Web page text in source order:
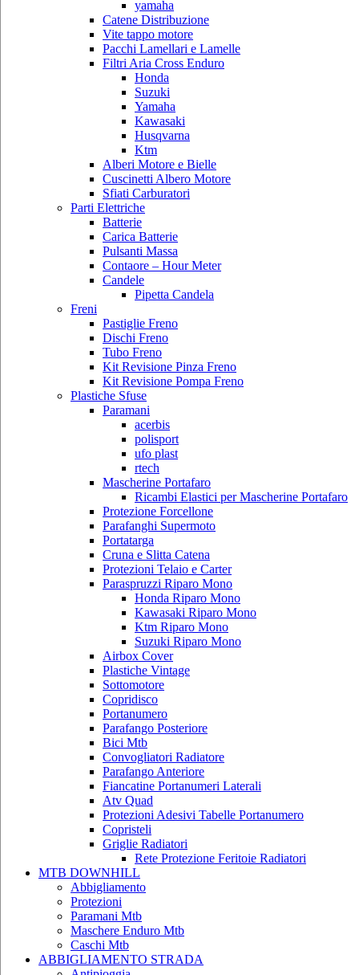
yamaha
Catene Distribuzione
Vite tappo motore
Pacchi Lamellari e Lamelle
Filtri Aria Cross Enduro
Honda
Suzuki
Yamaha
Kawasaki
Husqvarna
Ktm
Alberi Motore e Bielle
Cuscinetti Albero Motore
Sfiati Carburatori
Parti Elettriche
Batterie
Carica Batterie
Pulsanti Massa
Contaore – Hour Meter
Candele
Pipetta Candela
Freni
Pastiglie Freno
Dischi Freno
Tubo Freno
Kit Revisione Pinza Freno
Kit Revisione Pompa Freno
Plastiche Sfuse
Paramani
acerbis
polisport
ufo plast
rtech
Mascherine Portafaro
Ricambi Elastici per Mascherine Portafaro
Protezione Forcellone
Parafanghi Supermoto
Portatarga
Cruna e Slitta Catena
Protezioni Telaio e Carter
Paraspruzzi Riparo Mono
Honda Riparo Mono
Kawasaki Riparo Mono
Ktm Riparo Mono
Suzuki Riparo Mono
Airbox Cover
Plastiche Vintage
Sottomotore
Copridisco
Portanumero
Parafango Posteriore
Bici Mtb
Convogliatori Radiatore
Parafango Anteriore
Fiancatine Portanumeri Laterali
Atv Quad
Protezioni Adesivi Tabelle Portanumero
Copristeli
Griglie Radiatori
Rete Protezione Feritoie Radiatori
MTB DOWNHILL
Abbigliamento
Protezioni
Paramani Mtb
Maschere Enduro Mtb
Caschi Mtb
ABBIGLIAMENTO STRADA